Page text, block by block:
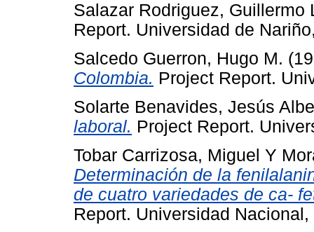
Salazar Rodriguez, Guillermo
Report. Universidad de
Salcedo Guerron, Hugo M.
Colombia. Project Report.
Solarte Benavides, Jesús
laboral. Project Report.
Tobar Carrizosa, Miguel Y
Determinación de la
de cuatro variedades de ca-
Report. Universidad Nacional,